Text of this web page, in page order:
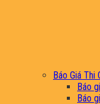
Báo Giá Thi
Báo
Báo